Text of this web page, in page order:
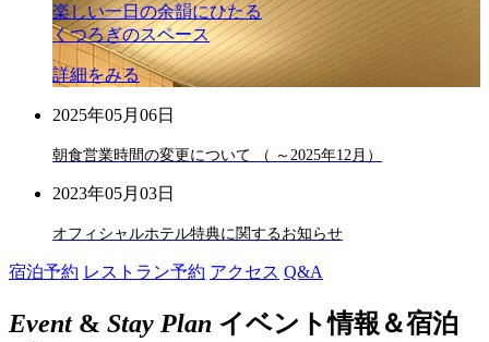
楽しい一日の余韻にひたる
くつろぎのスペース
詳細をみる
2025年05月06日
朝食営業時間の変更について （ ～2025年12月）
2023年05月03日
オフィシャルホテル特典に関するお知らせ
宿泊予約 レストラン予約 アクセス Q&A
Event& Stay Plan イベント情報＆宿泊